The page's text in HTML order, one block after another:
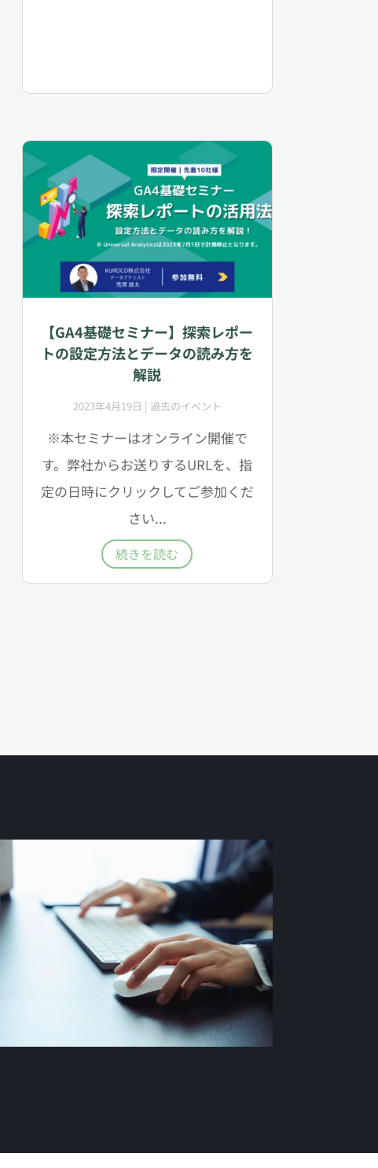
【GA4基礎セミナー】探索レポー
トの設定方法とデータの読み方を
解説
2023年4月19日 | 過去のイベント
※本セミナーはオンライン開催で
す。弊社からお送りするURLを、指
定の日時にクリックしてご参加くだ
さい...
続きを読む